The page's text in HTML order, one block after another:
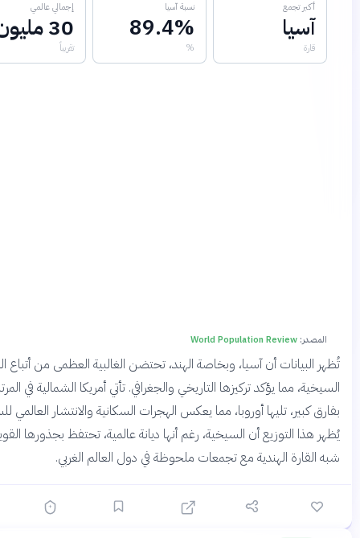
89.4%
World Population Review
أن آسيا، وبخاصة الهند، تحتضن الغالبية العظمى من أتباع الديانة
مما يؤكد تركيزها التاريخي والجغرافي. تأتي أمريكا الشمالية في المرتبة الثانية
تليها أوروبا، مما يعكس الهجرات السكانية والانتشار العالمي للسيخ.
التوزيع أن السيخية، رغم أنها ديانة عالمية، تحتفظ بجذورها القوية في
الهندية مع تجمعات ملحوظة في دول العالم الغربي.